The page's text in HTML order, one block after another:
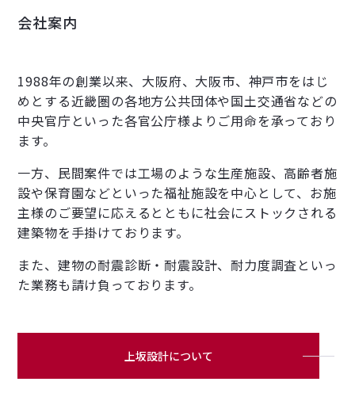
会社案内
1988年の創業以来、大阪府、大阪市、神戸市をはじ
めとする近畿圏の各地方公共団体や国土交通省などの
中央官庁といった各官公庁様よりご用命を承っており
ます。
一方、民間案件では工場のような生産施設、高齢者施
設や保育園などといった福祉施設を中心として、お施
主様のご要望に応えるとともに社会にストックされる
建築物を手掛けております。
また、建物の耐震診断・耐震設計、耐力度調査といっ
た業務も請け負っております。
上坂設計について